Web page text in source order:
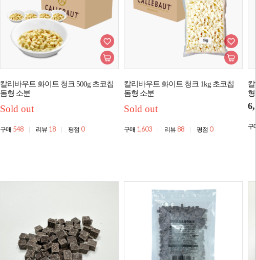
칼리바우트 화이트 청크 500g 초코칩
돔형 소분
Sold out
구매 548 리뷰 18 평점 0
칼리바우트 화이트 청크 1kg 초코칩
돔형 소분
Sold out
구매 1,603 리뷰 88 평점 0 구